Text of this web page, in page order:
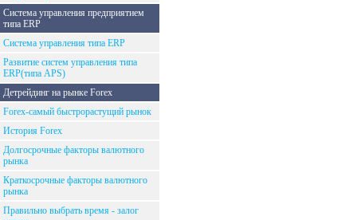
Система управления предприятием
типа ERP
Система управления типа ERP
Развитие систем управления типа
ERP(типа APS)
Детрейдинг на рынке Forex
Forex-самый быстрорастущий рынок
История Forex
Долгосрочные факторы валютного
рынка
Краткосрочные факторы валютного
рынка
Правильно выбрать время - залог